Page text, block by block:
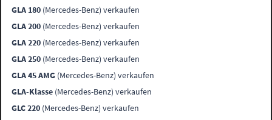
GLA 180 (Mercedes-Benz) verkaufen
GLA 200 (Mercedes-Benz) verkaufen
GLA 220 (Mercedes-Benz) verkaufen
GLA 250 (Mercedes-Benz) verkaufen
GLA 45 AMG (Mercedes-Benz) verkaufen
GLA-Klasse (Mercedes-Benz) verkaufen
GLC 220 (Mercedes-Benz) verkaufen